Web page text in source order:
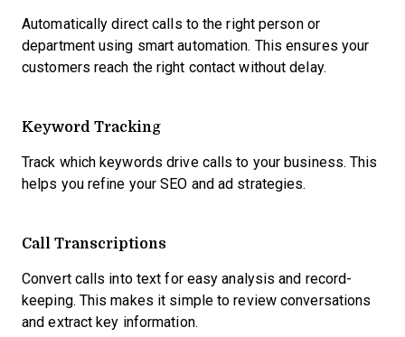
Automatically direct calls to the right person or
department using smart automation. This ensures your
customers reach the right contact without delay.
Keyword Tracking
Track which keywords drive calls to your business. This
helps you refine your SEO and ad strategies.
Call Transcriptions
Convert calls into text for easy analysis and record-
keeping. This makes it simple to review conversations
and extract key information.